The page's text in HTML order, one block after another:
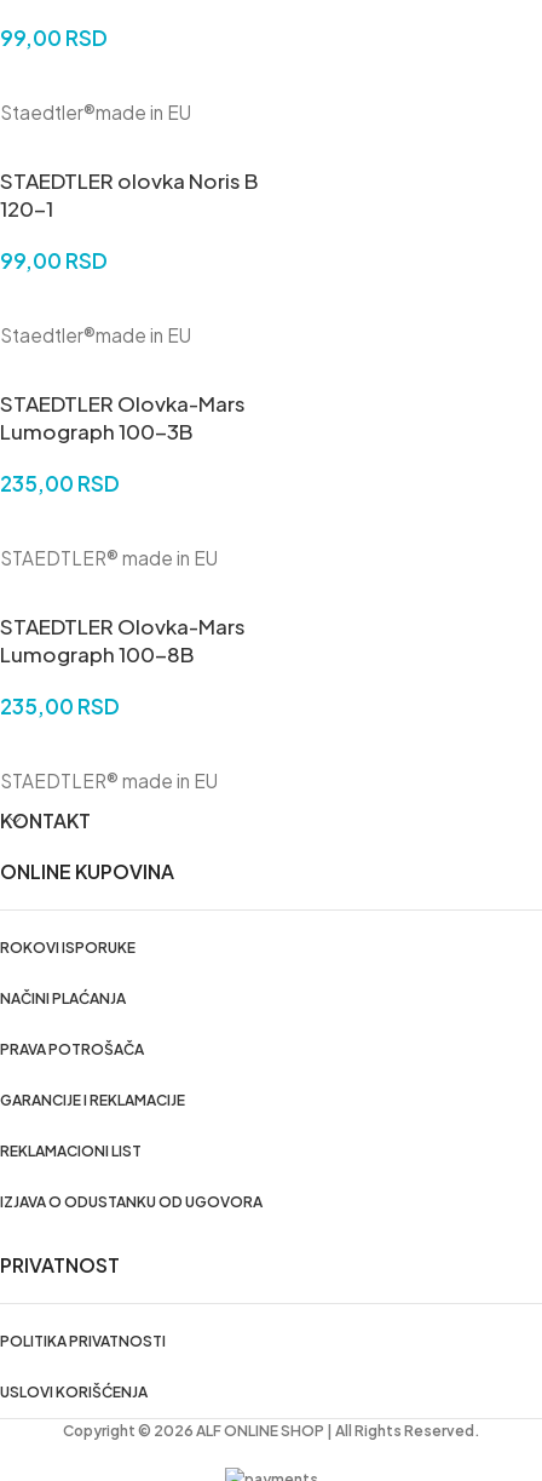
99,00 RSD
Staedtler®made in EU
STAEDTLER olovka Noris B
120-1
99,00 RSD
Staedtler®made in EU
STAEDTLER Olovka-Mars
Lumograph 100-3B
235,00 RSD
STAEDTLER® made in EU
STAEDTLER Olovka-Mars
Lumograph 100-8B
235,00 RSD
STAEDTLER® made in EU
KONTAKT
ONLINE KUPOVINA
ROKOVI ISPORUKE
NAČINI PLAĆANJA
PRAVA POTROŠAČA
GARANCIJE I REKLAMACIJE
REKLAMACIONI LIST
IZJAVA O ODUSTANKU OD UGOVORA
PRIVATNOST
POLITIKA PRIVATNOSTI
USLOVI KORIŠĆENJA
Copyright © 2026 ALF ONLINE SHOP | All Rights Reserved.